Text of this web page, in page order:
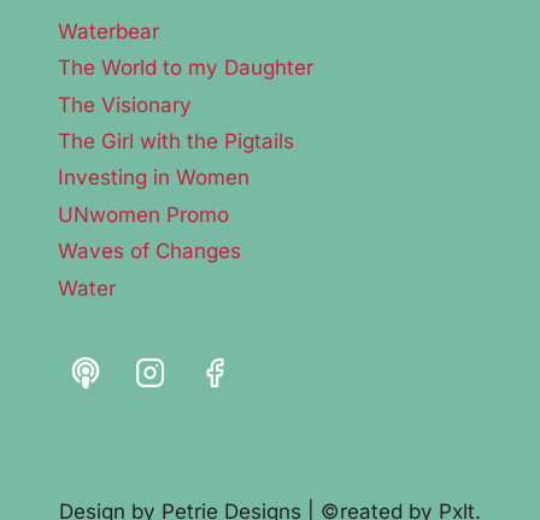
Waterbear
The World to my Daughter
The Visionary
The Girl with the Pigtails
Investing in Women
UNwomen Promo
Waves of Changes
Water
Design by Petrie Designs | ©reated by Pxlt.